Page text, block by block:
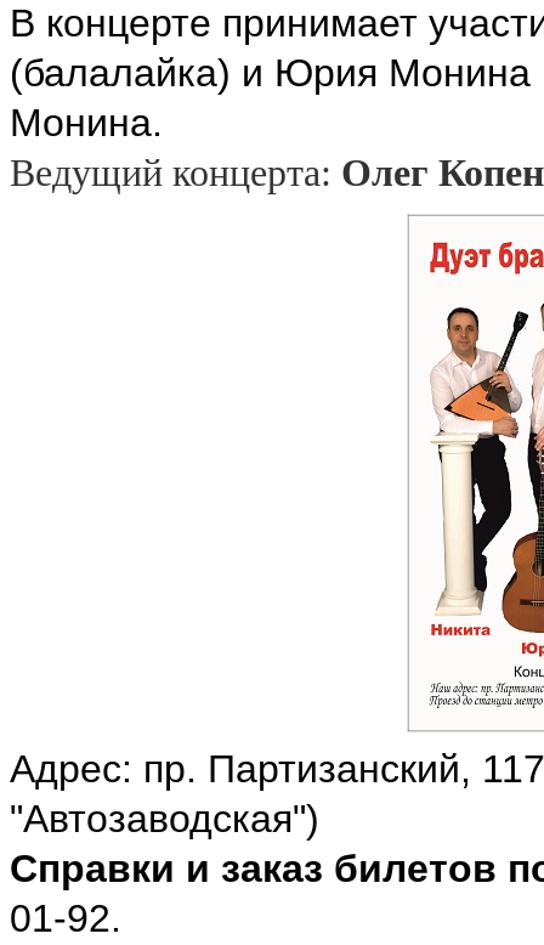
В концерте принимает
(балалайка) и Юрия Монина
Монина.
Ведущий концерта: Олег
Адрес: пр. Партизанский,
"Автозаводская")
Справки и заказ билетов
01-92.